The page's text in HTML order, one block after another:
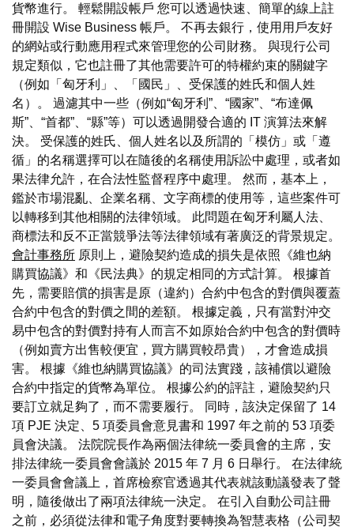
貨幣進行。 輕鬆開設帳戶 您可以透過快速、簡單的線上註
冊開設 Wise Business 帳戶。 不再去銀行，使用用戶友好
的網站或行動應用程式來管理您的公司財務。 與現行公司
規定類似，它也註冊了其他需要許可的特權約束的關鍵字
（例如「匈牙利」、「國民」、受保護的姓氏和個人姓
名）。 過濾其中一些（例如“匈牙利”、“國家”、“布達佩
斯”、“首都”、“縣”等）可以透過開發合適的 IT 演算法來解
決。 受保護的姓氏、個人姓名以及所謂的「模仿」或「遵
循」的名稱選擇可以在隨後的名稱使用訴訟中處理，或者如
果法律允許，在合法性監督程序中處理。 然而，基本上，
鑑於市場混亂、企業名稱、文字商標的使用等，這些案件可
以轉移到其他相關的法律領域。 此問題在匈牙利屬人法、
商標法和反不正當競爭法等法律領域有著廣泛的背景規定。
會計事務所 原則上，避險契約造成的損失是依照《維也納
購買協議》和《民法典》的規定相同的方式計算。 根據首
先，需要賠償的損害是原（違約）合約中包含的對價與覆蓋
合約中包含的對價之間的差額。 根據定義，只有當對沖交
易中包含的對價對持有人而言不如原始合約中包含的對價時
（例如賣方出售較便宜，買方購買較昂貴），才會造成損
害。 根據《維也納購買協議》的司法實踐，該補償以避險
合約中指定的貨幣為單位。 根據公約的評註，避險契約只
要訂立就足夠了，而不需要履行。 同時，該決定保留了 14
項 PJE 決定、5 項委員會意見書和 1997 年之前的 53 項委
員會決議。 法院院長作為兩個法律統一委員會的主席，安
排法律統一委員會會議於 2015 年 7 月 6 日舉行。 在法律統
一委員會會議上，首席檢察官透過其代表就該動議發表了聲
明，隨後做出了兩項法律統一決定。 在引入自動公司註冊
之前，必須從法律和電子角度對要轉換為智慧表格（公司契